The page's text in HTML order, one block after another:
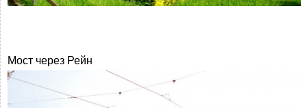
Мост через Рейн